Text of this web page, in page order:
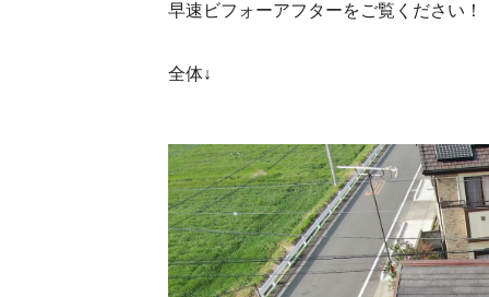
早速ビフォーアフターをご覧ください！
全体↓